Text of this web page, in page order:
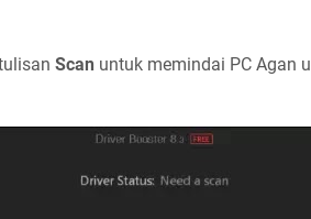
Scan untuk memindai PC Agan